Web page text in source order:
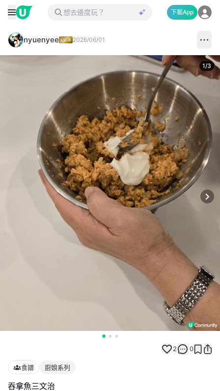
下載App
nyuenyee 2026/06/01
1/3
2 0
食譜 廚娘系列